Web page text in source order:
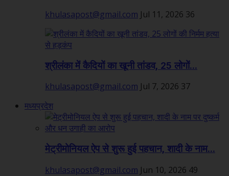
khulasapost@gmail.com Jul 11, 2026 36
श्रीलंका में कैदियों का खूनी तांडव, 25 लोगों...
khulasapost@gmail.com Jul 7, 2026 37
मध्यप्रदेश
मेट्रीमोनियल ऐप से शुरू हुई पहचान, शादी के नाम...
khulasapost@gmail.com Jun 10, 2026 49